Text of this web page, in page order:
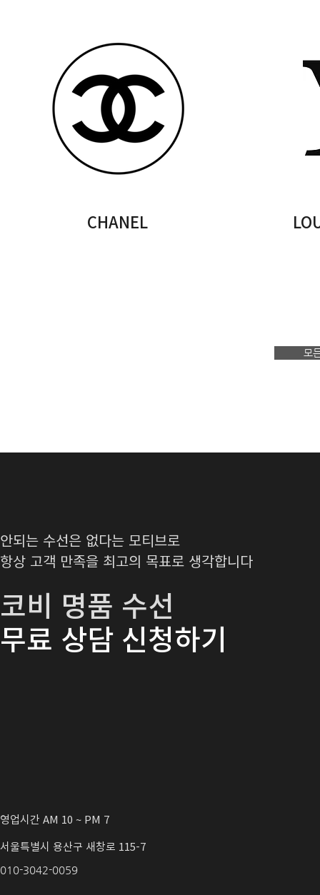
CHANEL
모
안되는 수선은 없다는 모티브로
항상 고객 만족을 최고의 목표로 생각합니다
​코비 명품 수선
​무료 상담 신청하기
영업시간 AM 10 ~ PM 7
서울특별시 용산구 새창로 115-7
010-3042-0059